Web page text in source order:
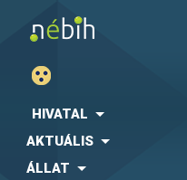
HIVATAL
AKTUÁLIS
ÁLLAT